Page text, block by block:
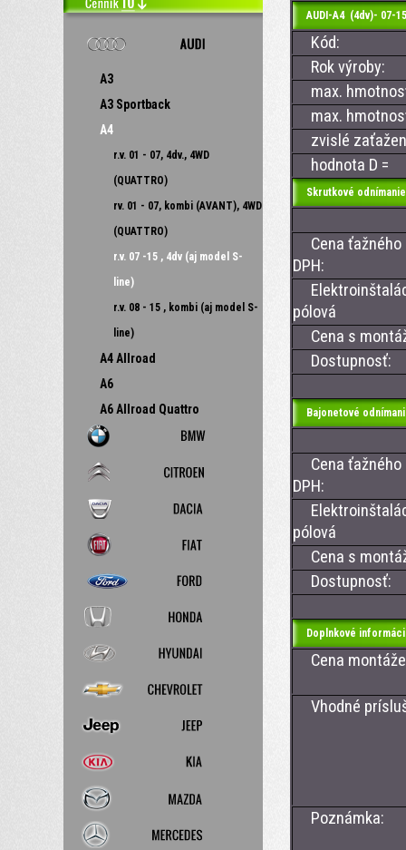
A3
A3 Sportback
A4
r.v. 01 - 07, 4dv., 4WD
(QUATTRO)
rv. 01 - 07, kombi (AVANT), 4WD
(QUATTRO)
r.v. 07 -15 , 4dv (aj model S-
line)
r.v. 08 - 15 , kombi (aj model S-
line)
A4 Allroad
A6
A6 Allroad Quattro
AUDI-A4 (4dv)- 07-
Kód:
Rok výroby:
max.
max.
zvislé
hodnota D =
Skrutkové
Cena ťažného
DPH:
pólová
Cena s
Dostupnosť:
Bajonetové
Cena ťažného
DPH:
pólová
Cena s
Dostupnosť:
Doplnkové
Cena montáže
Vhodné
Poznámka: